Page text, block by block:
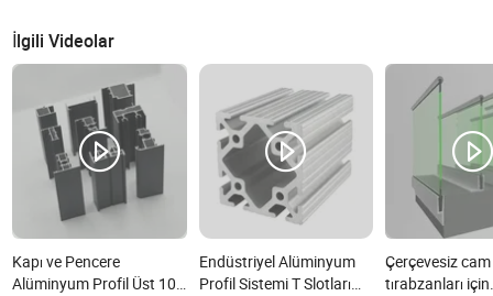
İlgili Videolar
Kapı ve Pencere
Alüminyum Profil Üst 10
Endüstriyel Alüminyum
Profil Sistemi T Slotları
Çerçevesiz
tırabzanları için